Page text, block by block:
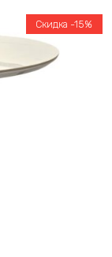
Скидка -15%